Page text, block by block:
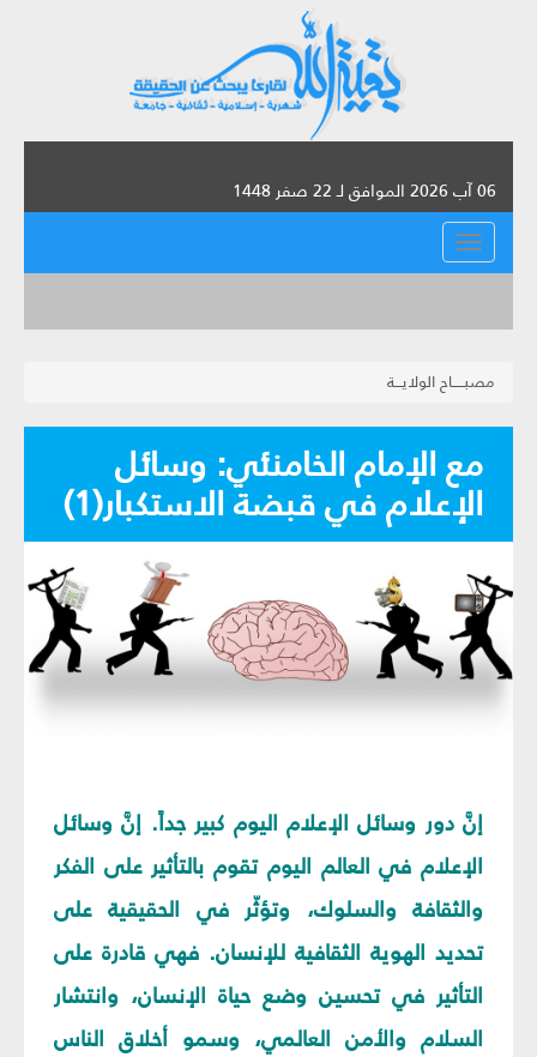
06 آب 2026 الموافق لـ 22 صفر 1448
القائمة
مصبـــــاح الولايـــة
مع الإمام الخامنئي: وسائل
الإعلام في قبضة الاستكبار(1)
إنَّ دور وسائل الإعلام اليوم كبير جداً. إنَّ وسائل
الإعلام في العالم اليوم تقوم بالتأثير على الفكر
والثقافة والسلوك، وتؤثّر في الحقيقية على
تحديد الهوية الثقافية للإنسان. فهي قادرة على
التأثير في تحسين وضع حياة الإنسان، وانتشار
السلام والأمن العالمي، وسمو أخلاق الناس